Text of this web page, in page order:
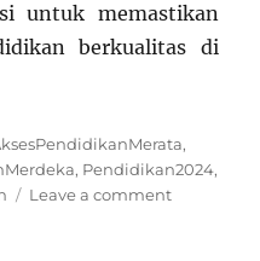
untuk memastikan
berkualitas di
,
, Pendidikan2024,
Leave a commenton